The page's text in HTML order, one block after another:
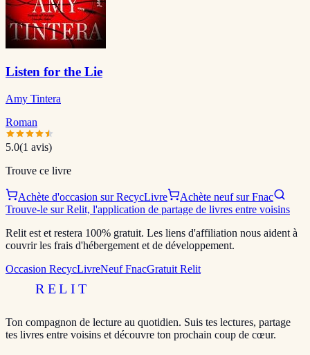
Listen for the Lie
Amy Tintera
Roman
5.0(1 avis)
Trouve ce livre
Achète d'occasion sur RecycLivre
Achète neuf sur Fnac
Trouve-le sur Relit, l'application de partage de livres entre voisins
Relit est et restera 100% gratuit. Les liens d'affiliation nous aident à
couvrir les frais d'hébergement et de développement.
Occasion RecycLivreNeuf FnacGratuit Relit
RELIT
Ton compagnon de lecture au quotidien. Suis tes lectures, partage
tes livres entre voisins et découvre ton prochain coup de cœur.